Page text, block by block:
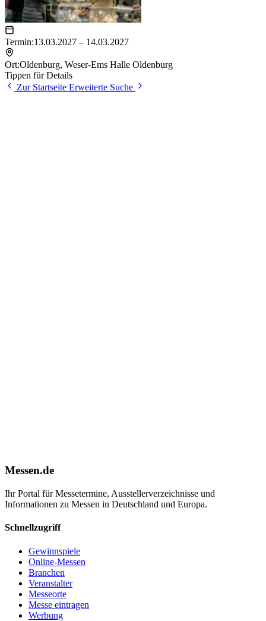
Termin:13.03.2027 – 14.03.2027
Ort:Oldenburg, Weser-Ems Halle Oldenburg
Tippen für Details
Zur Startseite Erweiterte Suche
Messen.de
Ihr Portal für Messetermine, Ausstellerverzeichnisse und
Informationen zu Messen in Deutschland und Europa.
Schnellzugriff
Gewinnspiele
Online-Messen
Branchen
Veranstalter
Messeorte
Messe eintragen
Werbung